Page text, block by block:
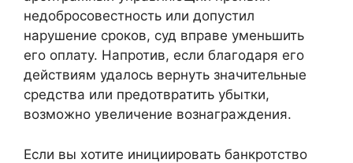
недобросовестность или допустил
нарушение сроков, суд вправе уменьшить
его оплату. Напротив, если благодаря его
действиям удалось вернуть значительные
средства или предотвратить убытки,
возможно увеличение вознаграждения.
Если вы хотите инициировать банкротство